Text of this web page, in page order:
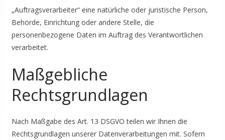
„Auftragsverarbeiter“ eine natürliche oder juristische Person,
Behörde, Einrichtung oder andere Stelle, die
personenbezogene Daten im Auftrag des Verantwortlichen
verarbeitet.
Maßgebliche
Rechtsgrundlagen
Nach Maßgabe des Art. 13 DSGVO teilen wir Ihnen die
Rechtsgrundlagen unserer Datenverarbeitungen mit. Sofern